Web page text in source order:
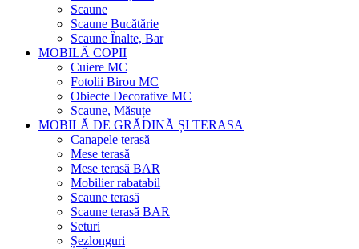
Scaune
Scaune Bucătărie
Scaune Înalte, Bar
MOBILĂ COPII
Cuiere MC
Fotolii Birou MC
Obiecte Decorative MC
Scaune, Măsuțe
MOBILĂ DE GRĂDINĂ ȘI TERASA
Canapele terasă
Mese terasă
Mese terasă BAR
Mobilier rabatabil
Scaune terasă
Scaune terasă BAR
Seturi
Șezlonguri